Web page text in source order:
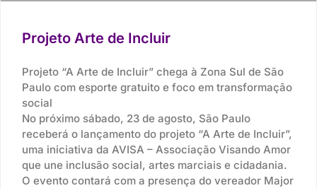
Projeto Arte de Incluir
Projeto “A Arte de Incluir” chega à Zona Sul de São
Paulo com esporte gratuito e foco em transformação
social
No próximo sábado, 23 de agosto, São Paulo
receberá o lançamento do projeto “A Arte de Incluir”,
uma iniciativa da AVISA – Associação Visando Amor
que une inclusão social, artes marciais e cidadania.
O evento contará com a presença do vereador Major